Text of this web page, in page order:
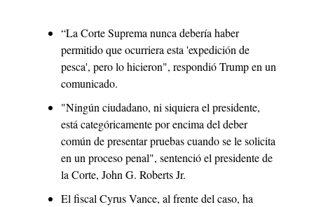
“La Corte Suprema nunca debería haber
permitido que ocurriera esta 'expedición de
pesca', pero lo hicieron", respondió Trump en un
comunicado.
"Ningún ciudadano, ni siquiera el presidente,
está categóricamente por encima del deber
común de presentar pruebas cuando se le solicita
en un proceso penal", sentenció el presidente de
la Corte, John G. Roberts Jr.
El fiscal Cyrus Vance, al frente del caso, ha